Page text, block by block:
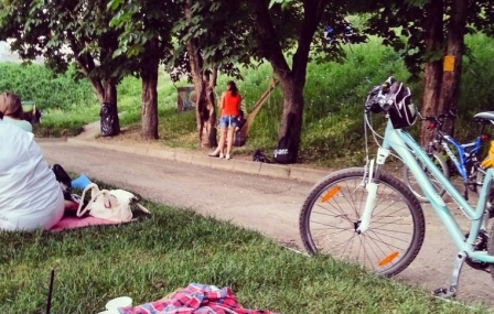
Перейти к основному содержанию